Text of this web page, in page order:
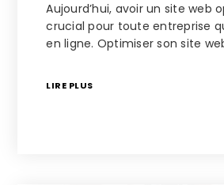
Aujourd’hui, avoir un site web
crucial pour toute entreprise
en ligne. Optimiser son site
LIRE PLUS